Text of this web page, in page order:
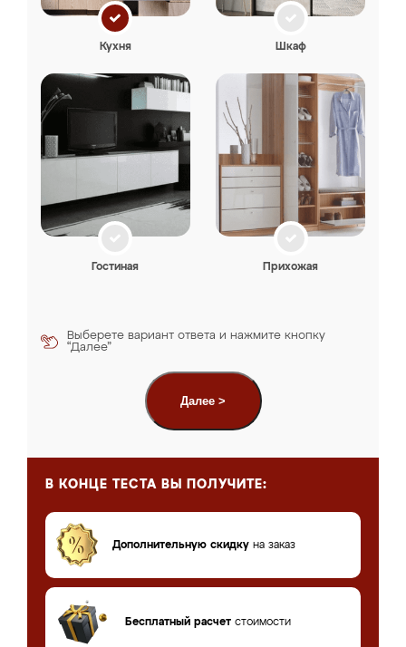
Кухня Шкаф
Гостиная Прихожая
Выберете вариант ответа и нажмите кнопку
“Далее”
Далее >
В КОНЦЕ ТЕСТА ВЫ ПОЛУЧИТЕ:
Дополнительную скидку на заказ
Бесплатный расчет стоимости